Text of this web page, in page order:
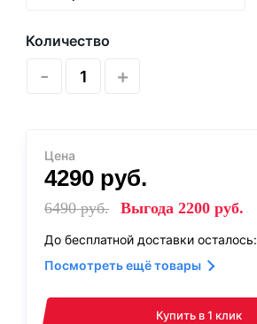
Количество
- +
Цена
4290 руб.
6490руб. Выгода 2200 руб.
До бесплатной доставки осталось:
Посмотреть ещё товары
Купить в 1 клик